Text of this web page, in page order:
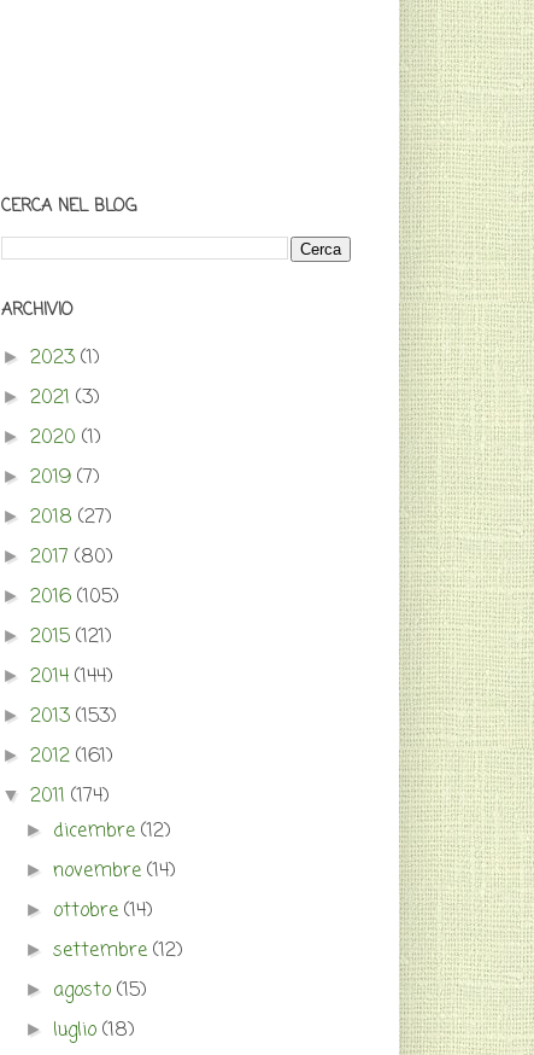
CERCA NEL BLOG
ARCHIVIO
► 2023 (1)
► 2021 (3)
► 2020 (1)
► 2019 (7)
► 2018 (27)
► 2017 (80)
► 2016 (105)
► 2015 (121)
► 2014 (144)
► 2013 (153)
► 2012 (161)
▼ 2011 (174)
► dicembre(12)
►novembre(14)
► ottobre(14)
►settembre(12)
► agosto(15)
► luglio(18)